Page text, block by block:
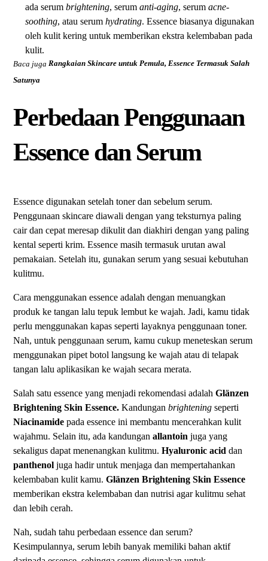
ada serumbrightening, serum anti-aging, serumacne-
soothing, atau serumhydrating. Essence biasanya digunakan
oleh kulit kering untuk memberikan ekstra kelembaban pada
kulit.
Baca jugaRangkaian Skincare untuk Pemula, Essence Termasuk Salah
Satunya
Perbedaan Penggunaan
Essence dan Serum
Essence digunakan setelah toner dan sebelum serum.
Penggunaan skincare diawali dengan yang teksturnya paling
cair dan cepat meresap dikulit dan diakhiri dengan yang paling
kental seperti krim. Essence masih termasuk urutan awal
pemakaian. Setelah itu, gunakan serum yang sesuai kebutuhan
kulitmu.
Cara menggunakan essence adalah dengan menuangkan
produk ke tangan lalu tepuk lembut ke wajah. Jadi, kamu tidak
perlu menggunakan kapas seperti layaknya penggunaan toner.
Nah, untuk penggunaan serum, kamu cukup meneteskan serum
menggunakan pipet botol langsung ke wajah atau di telapak
tangan lalu aplikasikan ke wajah secara merata.
Salah satu essence yang menjadi rekomendasi adalah Glänzen
Brightening Skin Essence. Kandunganbrighteningseperti
Niacinamidepada essence ini membantu mencerahkan kulit
wajahmu. Selain itu, ada kandunganallantoinjuga yang
sekaligus dapat menenangkan kulitmu.Hyaluronic acid dan
panthenoljuga hadir untuk menjaga dan mempertahankan
kelembaban kulit kamu.Glänzen Brightening Skin Essence
memberikan ekstra kelembaban dan nutrisi agar kulitmu sehat
dan lebih cerah.
Nah, sudah tahu perbedaan essence dan serum?
Kesimpulannya, serum lebih banyak memiliki bahan aktif